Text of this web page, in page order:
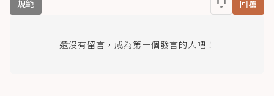
規範 回覆
還沒有留言，成為第一個發言的人吧！